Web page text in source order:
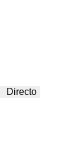
Directo